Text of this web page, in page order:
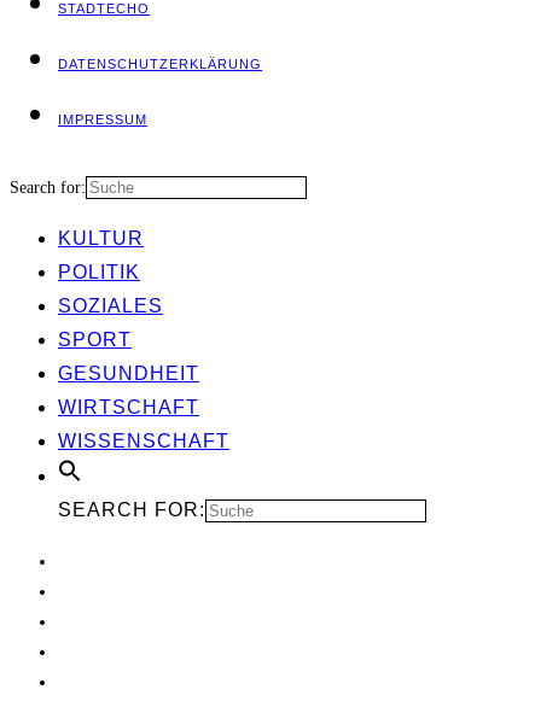
STADT­ECHO
DATEN­SCHUTZ­ER­KLÄ­RUNG
IMPRES­SUM
Search for:
KUL­TUR
POLI­TIK
SOZIA­LES
SPORT
GESUND­HEIT
WIRT­SCHAFT
WIS­SEN­SCHAFT
SEARCH FOR: